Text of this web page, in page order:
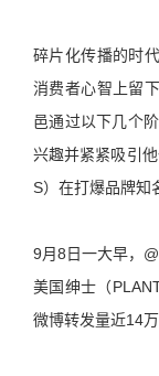
碎片化传播的时
消费者心智上留
邑通过以下几个
兴趣并紧紧吸引
S）在打爆品牌知
9月8日一大早，
美国绅士（
微博转发量近14万